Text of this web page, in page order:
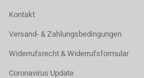
Kontakt
Versand- & Zahlungsbedingungen
Widerrufsrecht & Widerrufsformular
Coronavirus Update